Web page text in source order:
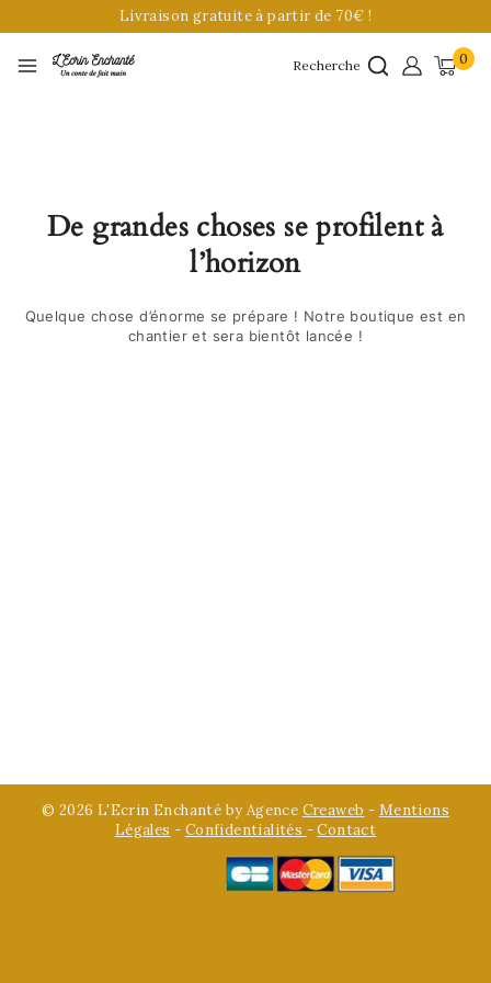
Livraison gratuite à partir de 70€ !
Recherche 0
De grandes choses se profilent à
l’horizon
Quelque chose d’énorme se prépare ! Notre boutique est en
chantier et sera bientôt lancée !
© 2026 L'Ecrin Enchanté by Agence Creaweb - Mentions
Légales - Confidentialités -Contact